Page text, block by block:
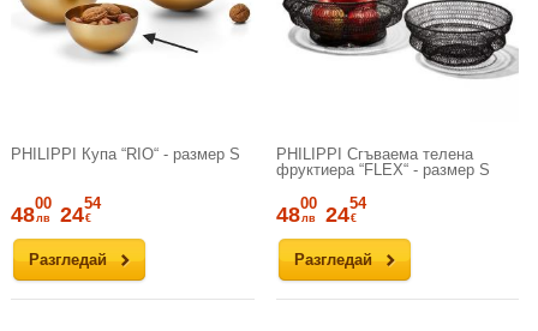
PHILIPPI Купа “RIO“ - размер S
Разгледай
4800
лв 2454
€
PHILIPPI Сгъваема телена
фруктиера “FLEX“ - размер S
Разгледай
4800
лв 2454
€